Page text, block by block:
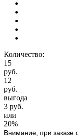
Количество:
15
руб.
12
руб.
выгода
3 руб.
или
20%
Внимание, при заказе